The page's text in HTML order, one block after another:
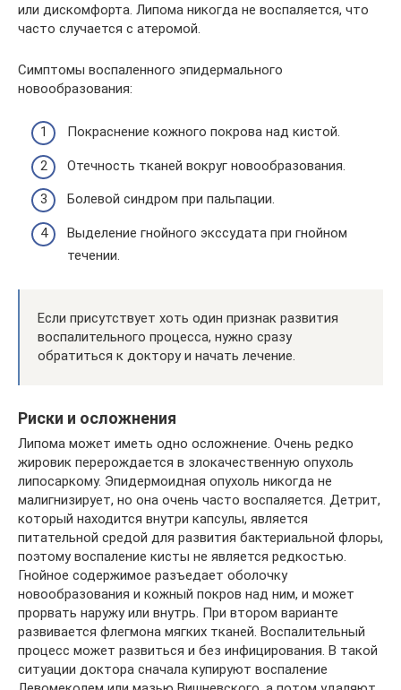
или дискомфорта. Липома никогда не воспаляется, что
часто случается с атеромой.
Симптомы воспаленного эпидермального
новообразования:
Покраснение кожного покрова над кистой.
Отечность тканей вокруг новообразования.
Болевой синдром при пальпации.
Выделение гнойного экссудата при гнойном
течении.
Если присутствует хоть один признак развития
воспалительного процесса, нужно сразу
обратиться к доктору и начать лечение.
Риски и осложнения
Липома может иметь одно осложнение. Очень редко
жировик перерождается в злокачественную опухоль
липосаркому. Эпидермоидная опухоль никогда не
малигнизирует, но она очень часто воспаляется. Детрит,
который находится внутри капсулы, является
питательной средой для развития бактериальной флоры,
поэтому воспаление кисты не является редкостью.
Гнойное содержимое разъедает оболочку
новообразования и кожный покров над ним, и может
прорвать наружу или внутрь. При втором варианте
развивается флегмона мягких тканей. Воспалительный
процесс может развиться и без инфицирования. В такой
ситуации доктора сначала купируют воспаление